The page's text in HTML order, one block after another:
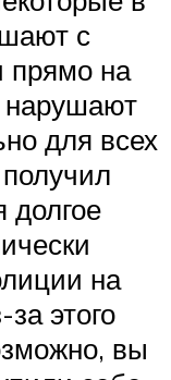
с
прямо на
нарушают
для всех
долгое
на
этого
вы